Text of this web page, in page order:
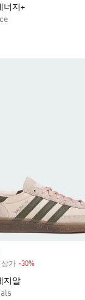
너지+
상가 -30%Discount
지알